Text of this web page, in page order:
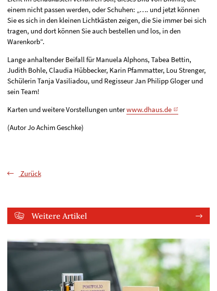
einem nicht passen werden, oder Schuhen: „…. und jetzt können
Sie es sich in den kleinen Lichtkästen zeigen, die Sie immer bei sich
tragen, und dort können Sie auch bestellen und los, in den
Warenkorb“.
Lange anhaltender Beifall für Manuela Alphons, Tabea Bettin,
Judith Bohle, Claudia Hübbecker, Karin Pfammatter, Lou Strenger,
Schülerin Tanja Vasiliadou, und Regisseur Jan Philipp Gloger und
sein Team!
Karten und weitere Vorstellungen unterwww.dhaus.de
(Autor Jo Achim Geschke)
Zurück
Weitere Artikel